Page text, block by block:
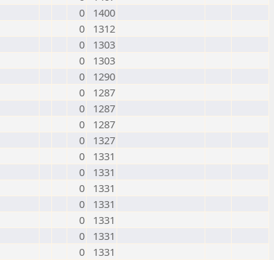
0
1400
0
1312
0
1303
0
1303
0
1290
0
1287
0
1287
0
1287
0
1327
0
1331
0
1331
0
1331
0
1331
0
1331
0
1331
0
1331